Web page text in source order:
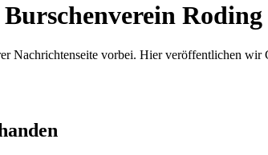
Roding
Nachrichtenseite vorbei. Hier veröffentlichen